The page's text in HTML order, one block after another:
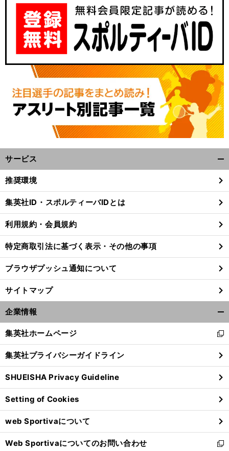
サービス
閉
る
推奨環境
集英社ID・スポルティーバIDとは
利用規約・会員規約
特定商取引法に基づく表示・その他の事項
ブラウザプッシュ通知について
サイトマップ
企業情報
閉
る
集英社ホームページ
新
し
い
ウ
ィ
ン
ド
ウ
で
開
く
集英社プライバシーガイドライン
SHUEISHA Privacy Guideline
Setting of Cookies
web Sportivaについて
Web Sportivaについてのお問い合わせ
新